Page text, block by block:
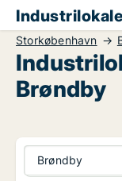
Storkøbenhavn
Brøndby
Brøndby